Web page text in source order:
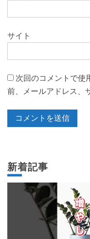
サイト
次回のコメントで使
前、メールアドレス、
新着記事